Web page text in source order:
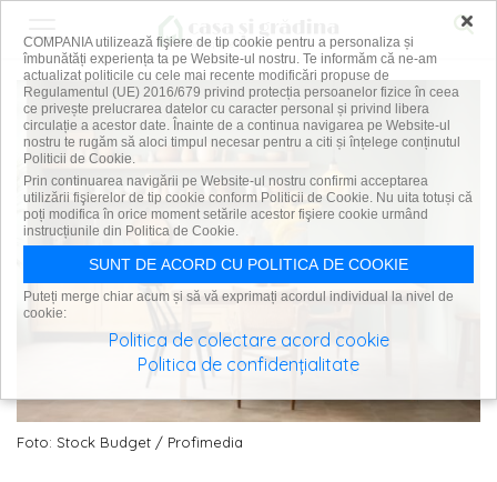
Foto: Stock Budget / Profimedia
×
COMPANIA utilizează fişiere de tip cookie pentru a personaliza și
îmbunătăți experiența ta pe Website-ul nostru. Te informăm că ne-am
actualizat politicile cu cele mai recente modificări propuse de
Regulamentul (UE) 2016/679 privind protecția persoanelor fizice în ceea
ce privește prelucrarea datelor cu caracter personal și privind libera
circulație a acestor date. Înainte de a continua navigarea pe Website-ul
nostru te rugăm să aloci timpul necesar pentru a citi și înțelege conținutul
Politicii de Cookie.
Prin continuarea navigării pe Website-ul nostru confirmi acceptarea
utilizării fişierelor de tip cookie conform Politicii de Cookie. Nu uita totuși că
poți modifica în orice moment setările acestor fişiere cookie urmând
instrucțiunile din Politica de Cookie.
SUNT DE ACORD CU POLITICA DE COOKIE
Puteți merge chiar acum și să vă exprimați acordul individual la nivel de
cookie:
Politica de colectare acord cookie
Politica de confidențialitate